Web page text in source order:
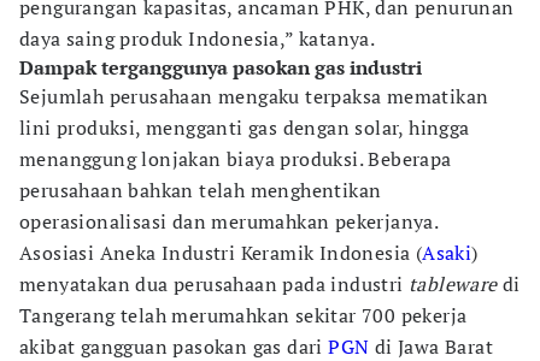
pengurangan kapasitas, ancaman PHK, dan penurunan
daya saing produk Indonesia,” katanya.
Dampak terganggunya pasokan gas industri
Sejumlah perusahaan mengaku terpaksa mematikan
lini produksi, mengganti gas dengan solar, hingga
menanggung lonjakan biaya produksi. Beberapa
perusahaan bahkan telah menghentikan
operasionalisasi dan merumahkan pekerjanya.
Asosiasi Aneka Industri Keramik Indonesia (Asaki)
menyatakan dua perusahaan pada industri tablewaredi
Tangerang telah merumahkan sekitar 700 pekerja
akibat gangguan pasokan gas dariPGN di Jawa Barat